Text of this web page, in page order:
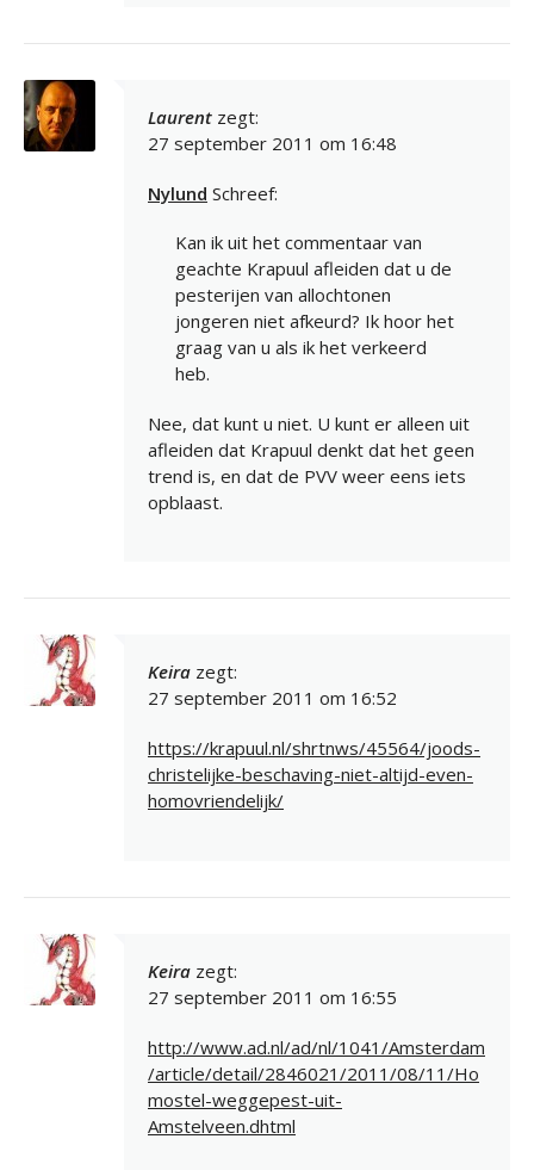
Laurent zegt:
27 september 2011 om 16:48
Nylund Schreef:
Kan ik uit het commentaar van
geachte Krapuul afleiden dat u de
pesterijen van allochtonen
jongeren niet afkeurd? Ik hoor het
graag van u als ik het verkeerd
heb.
Nee, dat kunt u niet. U kunt er alleen uit
afleiden dat Krapuul denkt dat het geen
trend is, en dat de PVV weer eens iets
opblaast.
Keira zegt:
27 september 2011 om 16:52
https://krapuul.nl/shrtnws/45564/joods-
christelijke-beschaving-niet-altijd-even-
homovriendelijk/
Keira zegt:
27 september 2011 om 16:55
http://www.ad.nl/ad/nl/1041/Amsterdam
/article/detail/2846021/2011/08/11/Ho
mostel-weggepest-uit-
Amstelveen.dhtml